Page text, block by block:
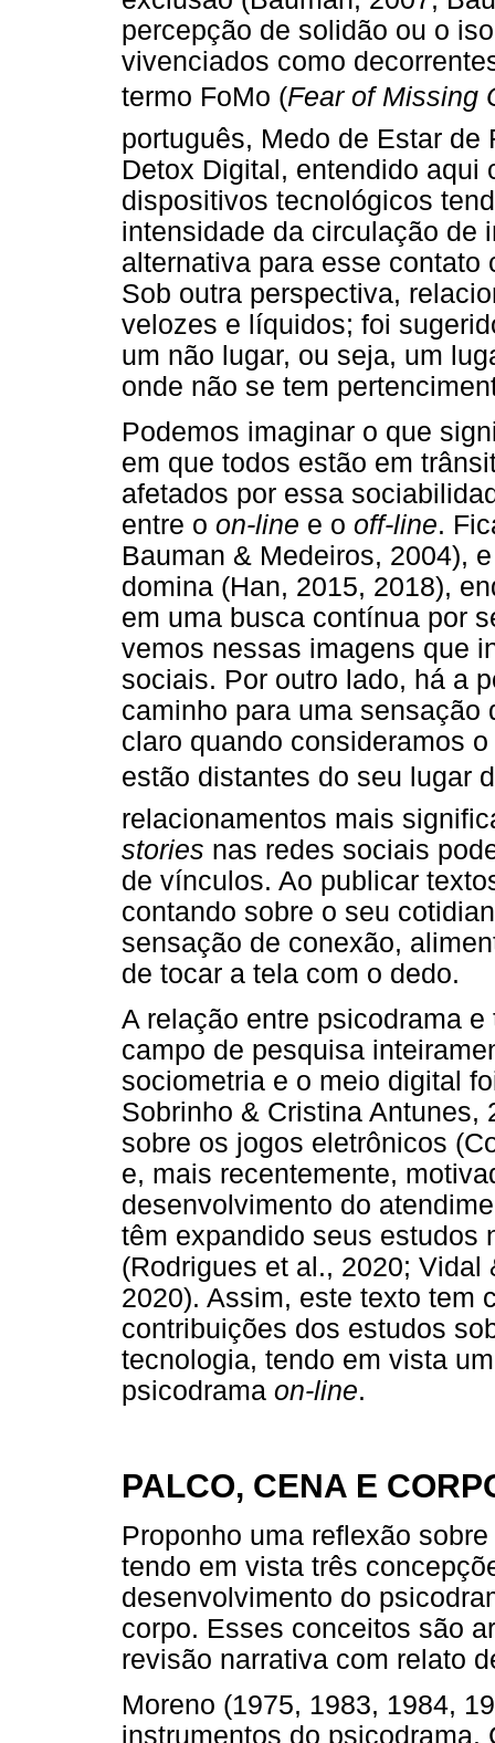
percepção de solidão ou o
vivenciados como
termo FoMo (Fear of Missing
português, Medo de Estar de
Detox Digital, entendido aqui
dispositivos tecnológicos
intensidade da circulação de
alternativa para esse
Sob outra perspectiva,
velozes e líquidos; foi
um não lugar, ou seja, um
onde não se tem
Podemos imaginar o que
em que todos estão em
afetados por essa
entre o on-line e o off-line.
Bauman & Medeiros, 2004),
domina (Han, 2015, 2018),
em uma busca contínua por
vemos nessas imagens que
sociais. Por outro lado, há a
caminho para uma
claro quando consideramos
estão distantes do seu lugar
relacionamentos mais
stories nas redes sociais
de vínculos. Ao publicar
contando sobre o seu
sensação de conexão,
de tocar a tela com o dedo.
A relação entre psicodrama
campo de pesquisa
sociometria e o meio digital
Sobrinho & Cristina Antunes,
sobre os jogos eletrônicos
e, mais recentemente,
desenvolvimento do
têm expandido seus estudos
(Rodrigues et al., 2020;
2020). Assim, este texto tem
contribuições dos estudos
tecnologia, tendo em vista
psicodrama on-line.
PALCO, CENA E
Proponho uma reflexão
tendo em vista três
desenvolvimento do
corpo. Esses conceitos são
revisão narrativa com relato
Moreno (1975, 1983, 1984,
instrumentos do psicodrama.